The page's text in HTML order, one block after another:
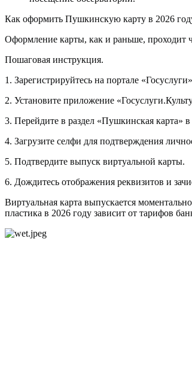
Как оформить Пушкинскую карту в 2026
Оформление карты, как и раньше, проходит
Пошаговая инструкция.
1. Зарегистрируйтесь на портале
2. Установите приложение
3. Перейдите в раздел «Пушкинская карта»
4. Загрузите селфи для подтверждения
5. Подтвердите выпуск виртуальной карты.
6. Дождитесь отображения реквизитов и
Виртуальная карта выпускается
пластика в 2026 году зависит от тарифов